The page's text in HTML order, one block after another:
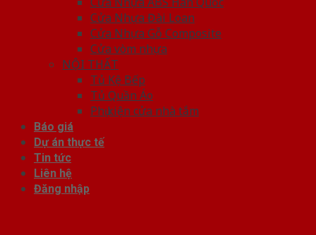
Cửa Nhựa Đài Loan
Cửa Nhựa Gỗ Composite
Cửa vòm nhựa
NỘI THẤT
Tủ Kệ Bếp
Tủ Quần Áo
Phụ kiện cửa nhà tắm
Báo giá
Dự án thực tế
Tin tức
Liên hệ
Đăng nhập